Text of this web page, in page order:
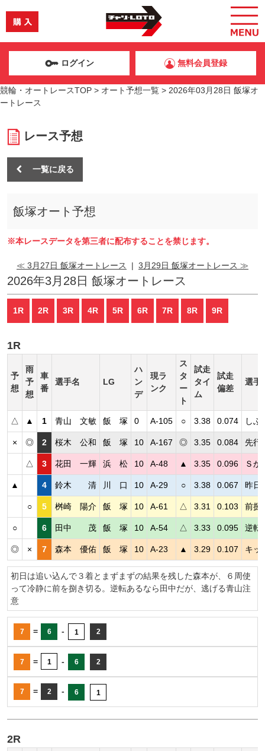
ログイン 無料会員登録
競輪・オートレースTOP > オート予想一覧 > 2026年03月28日 飯塚オ
ートレース
レース予想
一覧に戻る
飯塚オート予想
※本レースデータを第三者に配布することを禁じます。
≪ 3月27日 飯塚オートレース | 3月29日 飯塚オートレース ≫
2026年3月28日 飯塚オートレース
1R 2R 3R 4R 5R 6R 7R 8R 9R
1R
予
想
雨
予
想
車
番
選手名 LG
ハ
ン
デ
現ラ
ンク
ス
タ
ー
ト
試走
タイ
ム
試走
偏差
選手
△ ▲ 1 青山 文敏 飯 塚 0 A-105 ○ 3.38 0.074 しぶ
× ◎ 2 桜木 公和 飯 塚 10 A-167 ◎ 3.35 0.084 先行
△ 3 花田 一輝 浜 松 10 A-48 ▲ 3.35 0.096 Ｓか
▲ 4 鈴木 清 川 口 10 A-29 ○ 3.38 0.067 昨日
○ 5 桝崎 陽介 飯 塚 10 A-61 △ 3.31 0.103 前捌
○ 6 田中 茂 飯 塚 10 A-54 △ 3.33 0.095 逆転
◎ × 7 森本 優佑 飯 塚 10 A-23 ▲ 3.29 0.107 キッ
初日は追い込んで３着とまずまずの結果を残した森本が、６周使
って冷静に前を捌き切る。逆転あるなら田中だが、逃げる青山注
意
7 = 6 - 1 2
7 = 1 - 6 2
7 = 2 - 6 1
2R